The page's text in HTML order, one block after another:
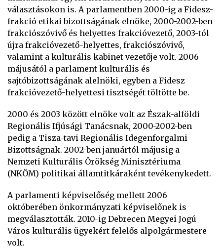
választásokon is. A parlamentben 2000-ig a Fidesz-
frakció etikai bizottságának elnöke, 2000-2002-ben
frakciószóvivő és helyettes frakcióvezető, 2003-tól
újra frakcióvezető-helyettes, frakciószóvivő,
valamint a kulturális kabinet vezetője volt. 2006
májusától a parlament kulturális és
sajtóbizottságának alelnöki, egyben a Fidesz
frakcióvezető-helyettesi tisztségét töltötte be.
2000 és 2003 között elnöke volt az Észak-alföldi
Regionális Ifjúsági Tanácsnak, 2000-2002-ben
pedig a Tisza-tavi Regionális Idegenforgalmi
Bizottságnak. 2002-ben januártól májusig a
Nemzeti Kulturális Örökség Minisztériuma
(NKÖM) politikai államtitkáraként tevékenykedett.
A parlamenti képviselőség mellett 2006
októberében önkormányzati képviselőnek is
megválasztották. 2010-ig Debrecen Megyei Jogú
Város kulturális ügyekért felelős alpolgármestere
volt.